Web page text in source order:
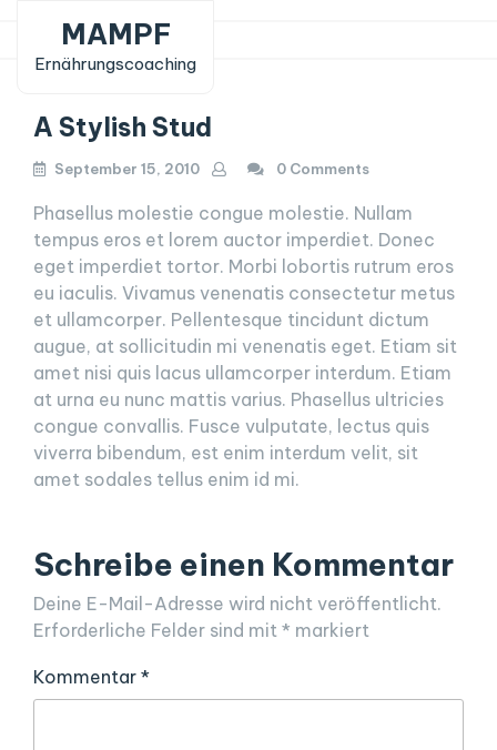
content
MAMPF
Ernährungscoaching
A Stylish Stud
September 15, 2010 0 Comments
Phasellus molestie congue molestie. Nullam
tempus eros et lorem auctor imperdiet. Donec
eget imperdiet tortor. Morbi lobortis rutrum eros
eu iaculis. Vivamus venenatis consectetur metus
et ullamcorper. Pellentesque tincidunt dictum
augue, at sollicitudin mi venenatis eget. Etiam sit
amet nisi quis lacus ullamcorper interdum. Etiam
at urna eu nunc mattis varius. Phasellus ultricies
congue convallis. Fusce vulputate, lectus quis
viverra bibendum, est enim interdum velit, sit
amet sodales tellus enim id mi.
Schreibe einen Kommentar
Deine E-Mail-Adresse wird nicht veröffentlicht.
Erforderliche Felder sind mit * markiert
Kommentar *